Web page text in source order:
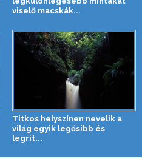
viselő macskák...
Titkos helyszínen nevelik a
világ egyik legősibb és
legrit...